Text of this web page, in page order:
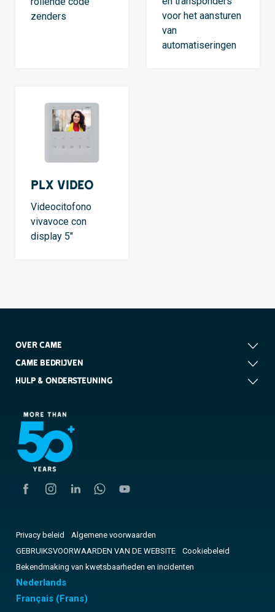
zenders
voor het aansturen
van
automatiseringen
PLX VIDEO
Videocitofono
vivavoce con
display 5″
OVER CAME
CAME BEDRIJVEN
HULP & ONDERSTEUNING
Privacy beleid
Algemene voorwaarden
GEBRUIKSVOORWAARDEN VAN DE WEBSITE
Cookiebeleid
Bekendmaking van kwetsbaarheden en incidenten
Nederlands
Français (Frans)